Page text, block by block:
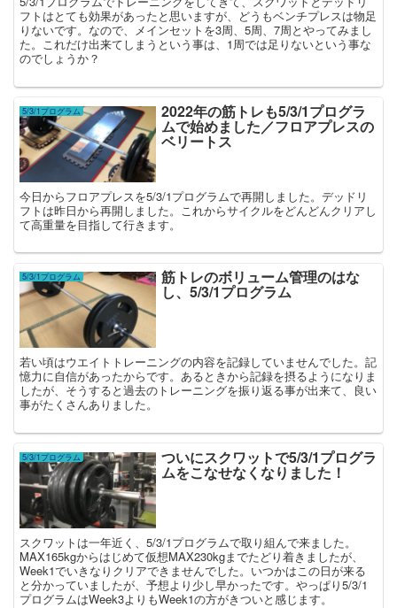
フトはとても効果があったと思いますが、どうもベンチプレスは物足
りないです。なので、メインセットを3周、5周、7周とやってみまし
た。これだけ出来てしまうという事は、1周では足りないという事な
のでしょうか？
5/3/1プログラム 2022年の筋トレも5/3/1プログラ
ムで始めました／フロアプレスの
ベリートス
今日からフロアプレスを5/3/1プログラムで再開しました。デッドリ
フトは昨日から再開しました。これからサイクルをどんどんクリアし
て高重量を目指して行きます。
5/3/1プログラム 筋トレのボリューム管理のはな
し、5/3/1プログラム
若い頃はウエイトトレーニングの内容を記録していませんでした。記
憶力に自信があったからです。あるときから記録を摂るようになりま
したが、そうすると過去のトレーニングを振り返る事が出来て、良い
事がたくさんありました。
5/3/1プログラム ついにスクワットで5/3/1プログラ
ムをこなせなくなりました！
スクワットは一年近く、5/3/1プログラムで取り組んで来ました。
MAX165kgからはじめて仮想MAX230kgまでたどり着きましたが、
Week1でいきなりクリアできませんでした。いつかはこの日が来る
と分かっていましたが、予想より少し早かったです。やっぱり5/3/1
プログラムはWeek3よりもWeek1の方がきついと感じます。